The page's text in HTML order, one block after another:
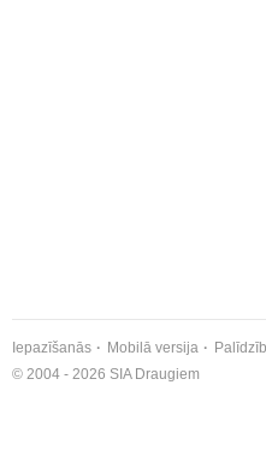
Iepazīšanās Mobilā versija
© 2004 - 2026 SIA Draugiem